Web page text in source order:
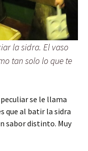
la sidra. El vaso
tan solo lo que te
se le llama
que al batir la sidra
sabor distinto. Muy